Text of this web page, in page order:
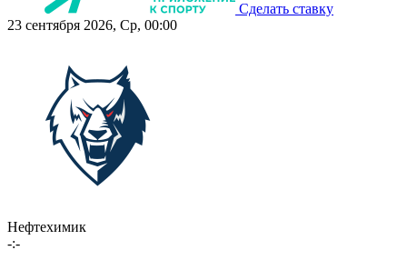
Сделать ставку
23 сентября 2026, Ср, 00:00
Нефтехимик
-:-